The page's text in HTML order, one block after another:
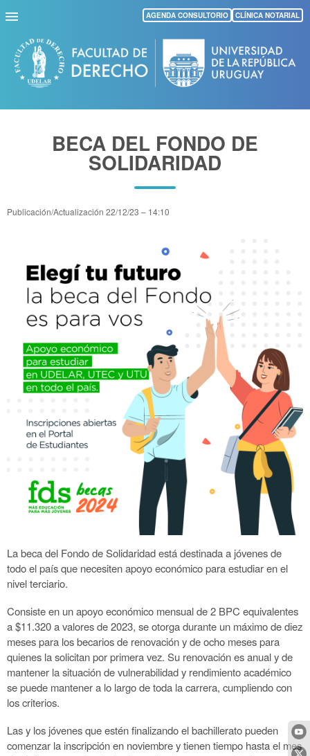
Pasar
al
contenido
principal
AGENDA CONSULTORIO CLÍNICA NOTARIAL
BECA DEL FONDO DE
SOLIDARIDAD
Publicación/Actualización 22/12/23 – 14:10
La beca del Fondo de Solidaridad está destinada a jóvenes de
todo el país que necesiten apoyo económico para estudiar en el
nivel terciario.
Consiste en un apoyo económico mensual de 2 BPC equivalentes
a $11.320 a valores de 2023, se otorga durante un máximo de diez
meses para los becarios de renovación y de ocho meses para
quienes la solicitan por primera vez. Su renovación es anual y de
mantener la situación de vulnerabilidad y rendimiento académico
se puede mantener a lo largo de toda la carrera, cumpliendo con
los criterios.
Las y los jóvenes que estén finalizando el bachillerato pueden
comenzar la inscripción en noviembre y tienen tiempo hasta el mes